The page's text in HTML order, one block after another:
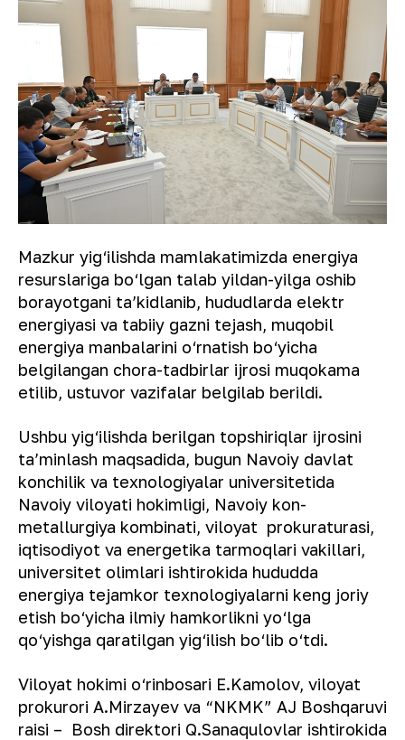
Mazkur yig‘ilishda mamlakatimizda energiya
resurslariga bo‘lgan talab yildan-yilga oshib
borayotgani taʼkidlanib, hududlarda elektr
energiyasi va tabiiy gazni tejash, muqobil
energiya manbalarini o‘rnatish bo‘yicha
belgilangan chora-tadbirlar ijrosi muqokama
etilib, ustuvor vazifalar belgilab berildi.
Ushbu yig‘ilishda berilgan topshiriqlar ijrosini
taʼminlash maqsadida, bugun Navoiy davlat
konchilik va texnologiyalar universitetida
Navoiy viloyati hokimligi, Navoiy kon-
metallurgiya kombinati, viloyat prokuraturasi,
iqtisodiyot va energetika tarmoqlari vakillari,
universitet olimlari ishtirokida hududda
energiya tejamkor texnologiyalarni keng joriy
etish bo‘yicha ilmiy hamkorlikni yo‘lga
qo‘yishga qaratilgan yig‘ilish bo‘lib o‘tdi.
Viloyat hokimi o‘rinbosari E.Kamolov, viloyat
prokurori A.Mirzayev va “NKMK” AJ Boshqaruvi
raisi – Bosh direktori Q.Sanaqulovlar ishtirokida